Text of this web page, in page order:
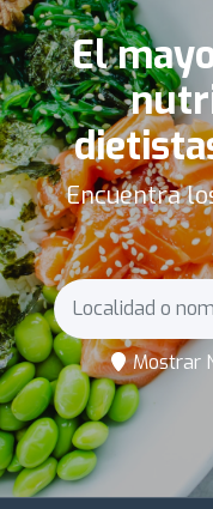
El
Encuentra
Mostrar